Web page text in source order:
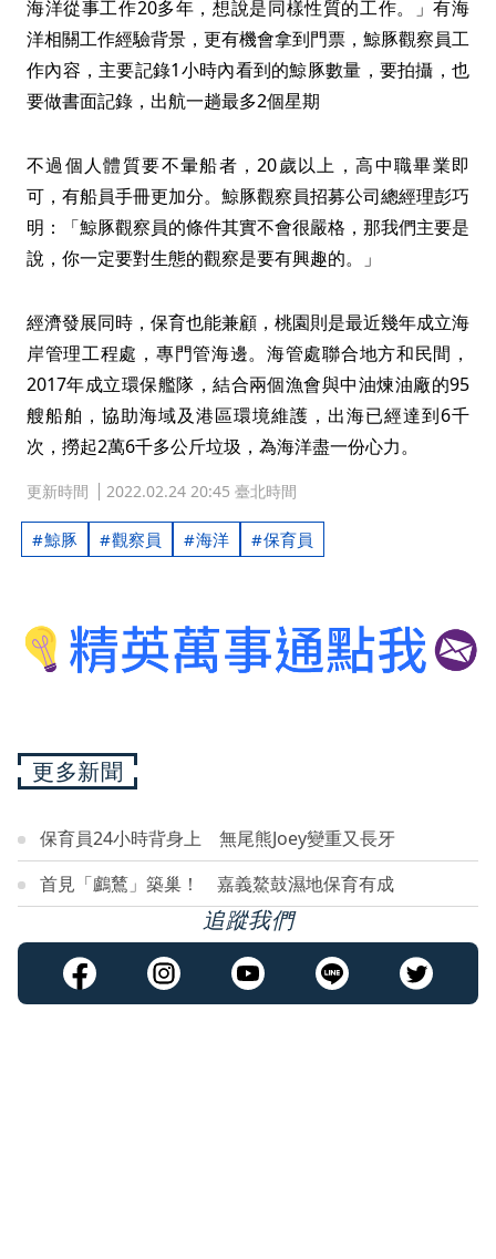
海洋從事工作20多年，想說是同樣性質的工作。」有海
洋相關工作經驗背景，更有機會拿到門票，鯨豚觀察員工
作內容，主要記錄1小時內看到的鯨豚數量，要拍攝，也
要做書面記錄，出航一趟最多2個星期
不過個人體質要不暈船者，20歲以上，高中職畢業即
可，有船員手冊更加分。鯨豚觀察員招募公司總經理彭巧
明：「鯨豚觀察員的條件其實不會很嚴格，那我們主要是
說，你一定要對生態的觀察是要有興趣的。」
經濟發展同時，保育也能兼顧，桃園則是最近幾年成立海
岸管理工程處，專門管海邊。海管處聯合地方和民間，
2017年成立環保艦隊，結合兩個漁會與中油煉油廠的95
艘船舶，協助海域及港區環境維護，出海已經達到6千
次，撈起2萬6千多公斤垃圾，為海洋盡一份心力。
更新時間 2022.02.24 20:45 臺北時間
鯨豚 觀察員 海洋 保育員
更多新聞
保育員24小時背身上 無尾熊Joey變重又長牙
首見「鸕鶿」築巢！ 嘉義鰲鼓濕地保育有成
追蹤我們